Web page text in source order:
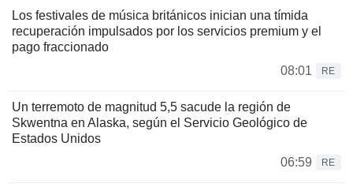
Los festivales de música británicos inician una tímida
recuperación impulsados por los servicios premium y el
pago fraccionado
08:01
RE
Un terremoto de magnitud 5,5 sacude la región de
Skwentna en Alaska, según el Servicio Geológico de
Estados Unidos
06:59
RE